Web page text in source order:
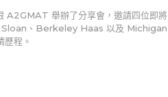
A2GMAT 舉辦了分享會，邀請四位即將
、Berkeley Haas 以及 Michigan
歷程。